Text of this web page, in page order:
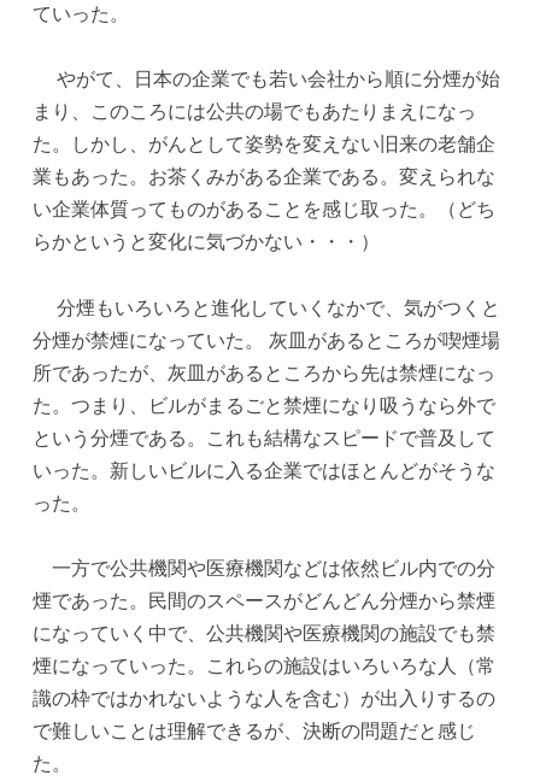
ていった。
やがて、日本の企業でも若い会社から順に分煙が始
まり、このころには公共の場でもあたりまえになっ
た。しかし、がんとして姿勢を変えない旧来の老舗企
業もあった。お茶くみがある企業である。変えられな
い企業体質ってものがあることを感じ取った。（どち
らかというと変化に気づかない・・・）
分煙もいろいろと進化していくなかで、気がつくと
分煙が禁煙になっていた。 灰皿があるところが喫煙場
所であったが、灰皿があるところから先は禁煙になっ
た。つまり、ビルがまるごと禁煙になり吸うなら外で
という分煙である。これも結構なスピードで普及して
いった。新しいビルに入る企業ではほとんどがそうな
った。
一方で公共機関や医療機関などは依然ビル内での分
煙であった。民間のスペースがどんどん分煙から禁煙
になっていく中で、公共機関や医療機関の施設でも禁
煙になっていった。これらの施設はいろいろな人（常
識の枠ではかれないような人を含む）が出入りするの
で難しいことは理解できるが、決断の問題だと感じ
た。